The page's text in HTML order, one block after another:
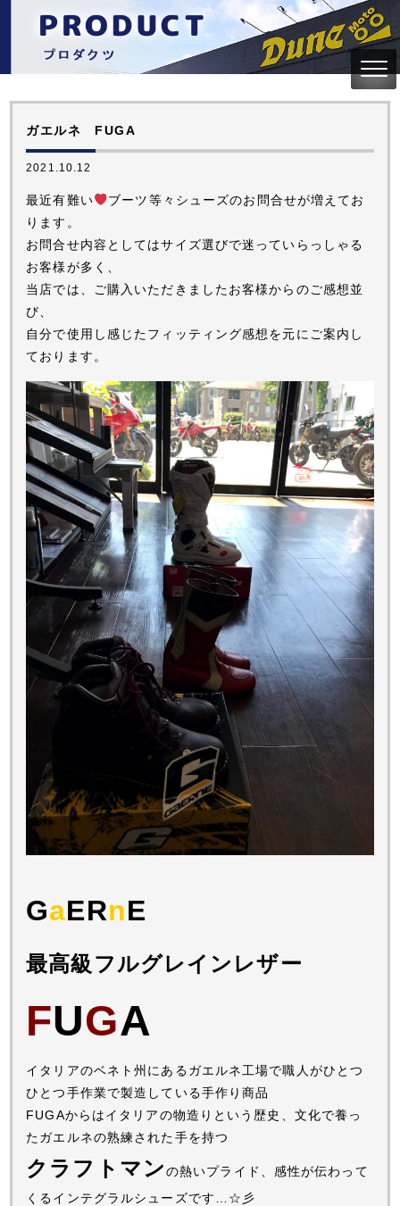
ガエルネ FUGA
2021.10.12
最近有難い
ブーツ等々シューズのお問合せが増えてお
ります。
お問合せ内容としてはサイズ選びで迷っていらっしゃる
お客様が多く、
当店では、ご購入いただきましたお客様からのご感想並
び、
自分で使用し感じたフィッティング感想を元にご案内し
ております。
GaERnE
最高級フルグレインレザー
FUGA
イタリアのベネト州にあるガエルネ工場で職人がひとつ
ひとつ手作業で製造している手作り商品
FUGAからはイタリアの物造りという歴史、文化で養っ
たガエルネの熟練された手を持つ
クラフトマンの熱いプライド、感性が伝わって
くるインテグラルシューズです…☆彡